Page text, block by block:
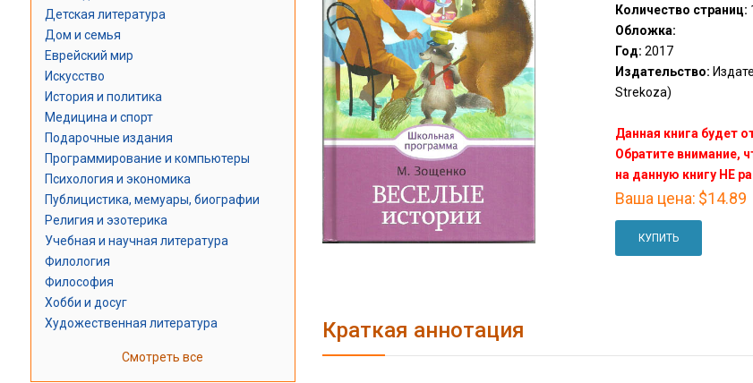
Детская литература
Дом и семья
Еврейский мир
Искусство
История и политика
Медицина и спорт
Подарочные издания
Программирование и компьютеры
Психология и экономика
Публицистика, мемуары, биографии
Религия и эзотерика
Учебная и научная литература
Филология
Философия
Хобби и досуг
Художественная литература
Смотреть все
Количество страниц:
Обложка:
Год: 2017
Издательство:
Strekoza)
Данная книга будет
Обратите
на данную книгу НЕ
Ваша цена: $14.89
КУПИТЬ
Краткая аннотация